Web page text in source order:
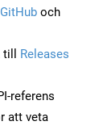
och
Releases
referens
att veta